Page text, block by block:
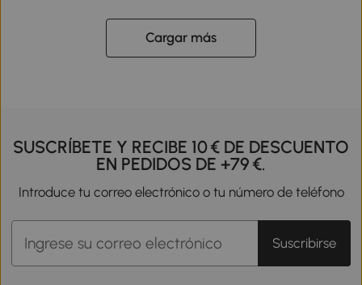
Cargar más
SUSCRÍBETE Y RECIBE 10 € DE DESCUENTO
EN PEDIDOS DE +79 €.
Introduce tu correo electrónico o tu número de teléfono
Suscribirse